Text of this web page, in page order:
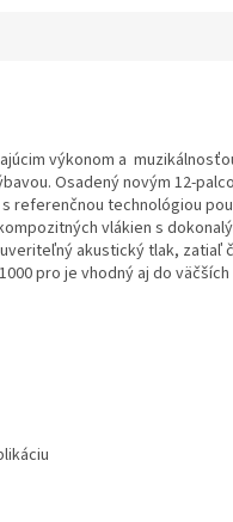
výkonom a
Osadený novým 12-
referenčnou technológiou
vlákien s
akustický tlak, zatiaľ
pro je vhodný aj do väčších